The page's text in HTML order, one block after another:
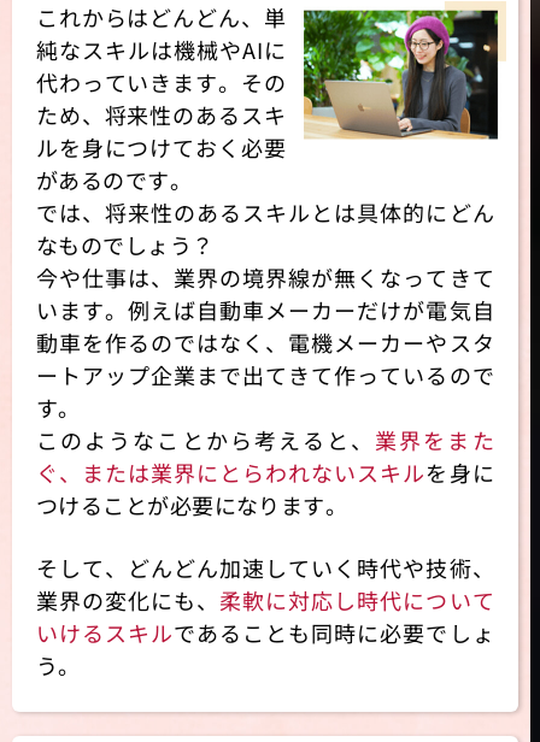
これからはどんどん、単
純なスキルは機械やAIに
代わっていきます。その
ため、将来性のあるスキ
ルを身につけておく必要
があるのです。
では、将来性のあるスキルとは具体的にどん
なものでしょう？
今や仕事は、業界の境界線が無くなってきて
います。例えば自動車メーカーだけが電気自
動車を作るのではなく、電機メーカーやスタ
ートアップ企業まで出てきて作っているので
す。
このようなことから考えると、 業界をまた
ぐ、または業界にとらわれないスキルを身に
つけることが必要になります。
そして、どんどん加速していく時代や技術、
業界の変化にも、 柔軟に対応し時代について
いけるスキルであることも同時に必要でしょ
う。